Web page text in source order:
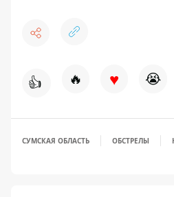
👍 🔥 ♥ 😭
СУМСКАЯ ОБЛАСТЬ ОБСТРЕЛЫ